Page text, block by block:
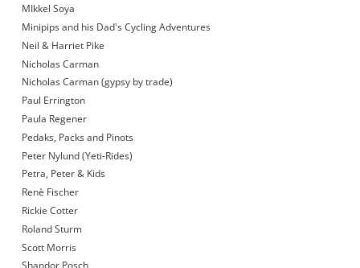
MIkkel Soya
Minipips and his Dad's Cycling Adventures
Neil & Harriet Pike
Nicholas Carman
Nicholas Carman (gypsy by trade)
Paul Errington
Paula Regener
Pedaks, Packs and Pinots
Peter Nylund (Yeti-Rides)
Petra, Peter & Kids
Renè Fischer
Rickie Cotter
Roland Sturm
Scott Morris